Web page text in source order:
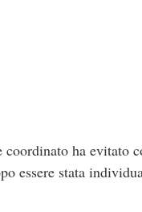
ha evitato
essere stata